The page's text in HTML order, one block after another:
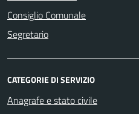
Consiglio Comunale
Segretario
CATEGORIE DI SERVIZIO
Anagrafe e stato civile